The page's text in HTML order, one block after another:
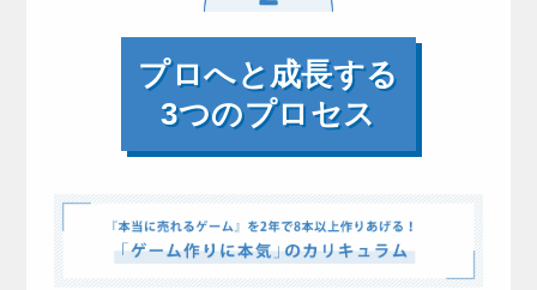
プロへと成長する
3つのプロセス